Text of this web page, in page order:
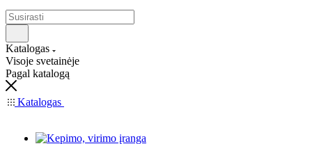
Katalogas
Visoje svetainėje
Pagal katalogą
Katalogas